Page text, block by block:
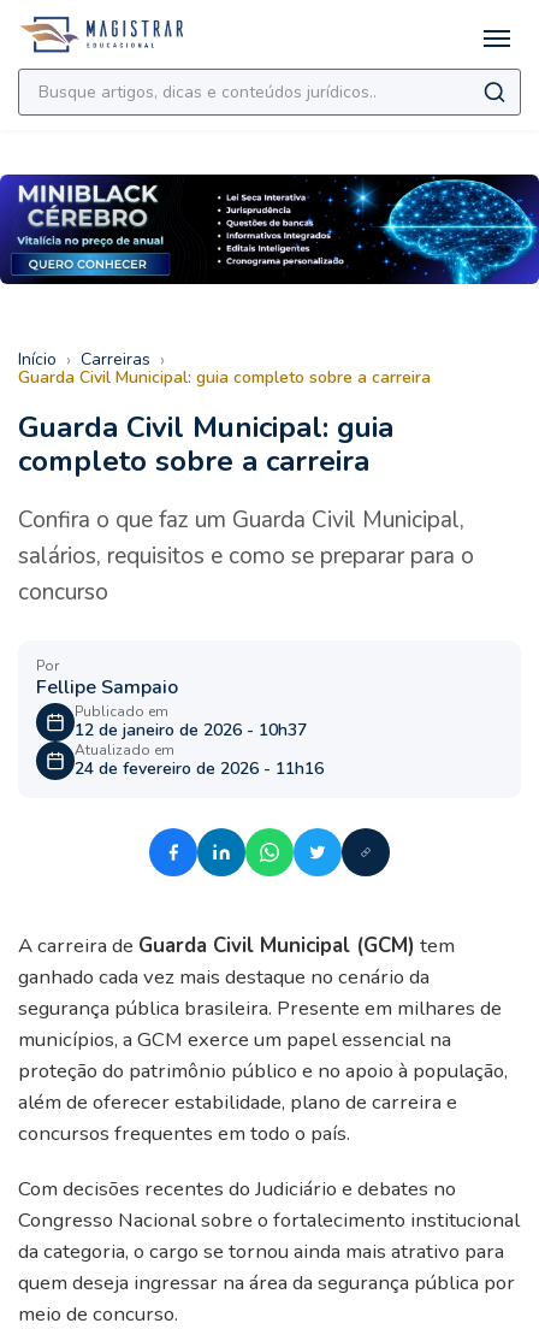
Início › Carreiras ›
Guarda Civil Municipal: guia completo sobre a carreira
Guarda Civil Municipal: guia
completo sobre a carreira
Confira o que faz um Guarda Civil Municipal,
salários, requisitos e como se preparar para o
concurso
Por
Fellipe Sampaio
Publicado em
12 de janeiro de 2026 - 10h37
Atualizado em
24 de fevereiro de 2026 - 11h16
A carreira de Guarda Civil Municipal (GCM) tem
ganhado cada vez mais destaque no cenário da
segurança pública brasileira. Presente em milhares de
municípios, a GCM exerce um papel essencial na
proteção do patrimônio público e no apoio à população,
além de oferecer estabilidade, plano de carreira e
concursos frequentes em todo o país.
Com decisões recentes do Judiciário e debates no
Congresso Nacional sobre o fortalecimento institucional
da categoria, o cargo se tornou ainda mais atrativo para
quem deseja ingressar na área da segurança pública por
meio de concurso.